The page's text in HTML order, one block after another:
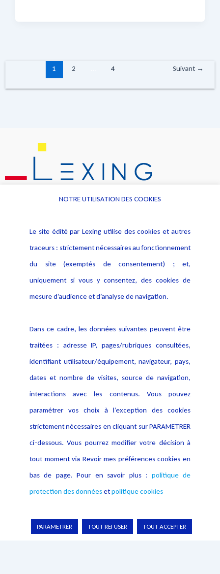
1 2 4 Suivant →
Informations
Alerte professionnelle
données
Politique cookies
Contact
Crédit Photo
Activités
Actualités
Publications
NOTRE UTILISATION DES COOKIES
Le site édité par Lexing utilise des cookies et autres
traceurs : strictement nécessaires au fonctionnement
du site (exemptés de consentement) ; et,
uniquement si vous y consentez, des cookies de
mesure d’audience et d’analyse de navigation.
Dans ce cadre, les données suivantes peuvent être
traitées : adresse IP, pages/rubriques consultées,
identifiant utilisateur/équipement, navigateur, pays,
dates et nombre de visites, source de navigation,
interactions avec les contenus. Vous pouvez
paramétrer vos choix à l’exception des cookies
strictement nécessaires en cliquant sur PARAMETRER
ci-dessous. Vous pourrez modifier votre décision à
tout moment via Revoir mes préférences cookies en
bas de page. Pour en savoir plus : politique de
protection des donnéesetpolitique cookies
PARAMETRER TOUT REFUSER TOUT ACCEPTER